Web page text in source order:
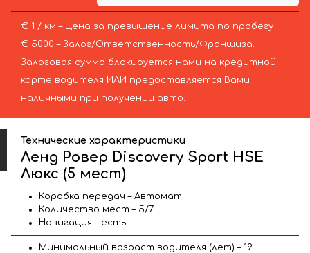
€ 1 / км – Цена за превышение лимита по пробегу
€ 5000 – Залог/Ответственность/Франшиза.
Залоговая сумма блокируется нами на кредитной
карте водителя ИЛИ предоставляется Вами
наличными при получении авто.
Технические характеристики
Ленд Ровер Discovery Sport HSE
Люкс (5 мест)
Коробка передач – Автомат
Количество мест – 5/7
Навигация – есть
Минимальный возраст водителя (лет) – 19